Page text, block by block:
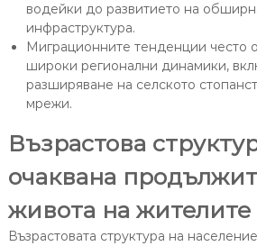
водейки до развитието на
инфраструктура.
Миграционните тенденции често
широки регионални динамики,
разширяване на селското
мрежи.
Възрастова
очаквана
живота на жителите
Възрастовата структура на